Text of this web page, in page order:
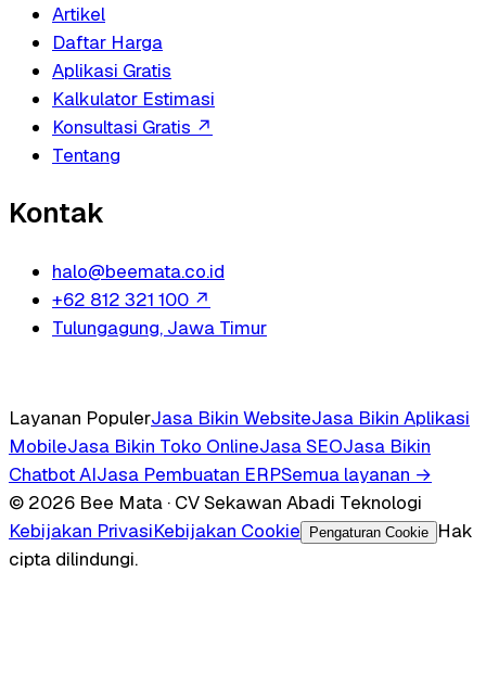
Artikel
Daftar Harga
Aplikasi Gratis
Kalkulator Estimasi
Konsultasi Gratis ↗
Tentang
Kontak
halo@beemata.co.id
+62 812 321 100 ↗
Tulungagung, Jawa Timur
Layanan PopulerJasa Bikin WebsiteJasa Bikin Aplikasi
MobileJasa Bikin Toko OnlineJasa SEOJasa Bikin
Chatbot AIJasa Pembuatan ERPSemua layanan →
© 2026 Bee Mata · CV Sekawan Abadi Teknologi
Kebijakan PrivasiKebijakan Cookie Pengaturan Cookie
Hak
cipta dilindungi.